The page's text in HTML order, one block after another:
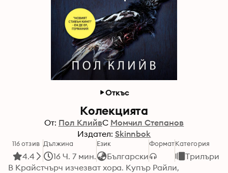
Откъс
Колекцията
От: Пол КлийвС Момчил Степанов
Издател: Skinnbok
116 отзив
4.4
Дължина
16 Ч. 7 мин.
Език
Български
ФорматКатегория
Трилъри
В Крайстчърч изчезват хора. Купър Райли,